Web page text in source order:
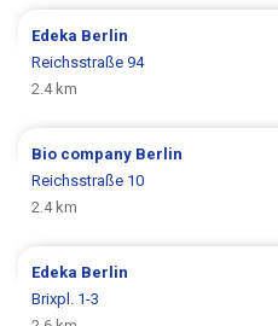
Edeka Berlin
Reichsstraße 94
2.4 km
Bio company Berlin
Reichsstraße 10
2.4 km
Edeka Berlin
Brixpl. 1-3